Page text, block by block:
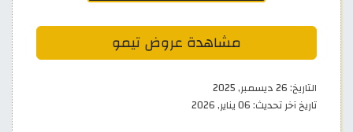
مشاهدة عروض تيمو
التاريخ:26 ديسمبر, 2025
تاريخ آخر تحديث:06 يناير, 2026